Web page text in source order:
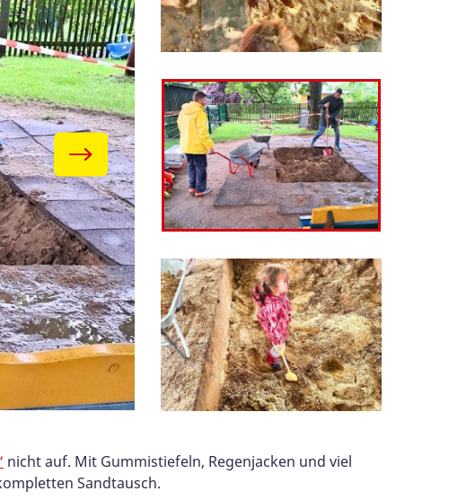
nicht auf. Mit Gummistiefeln, Regenjacken und viel
Sandtausch.